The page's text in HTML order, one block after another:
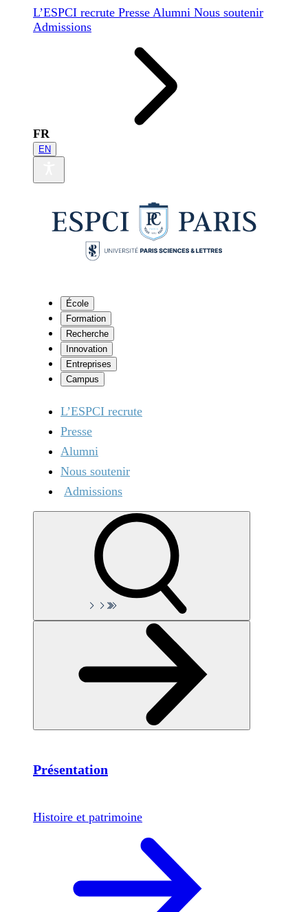
L’ESPCI recrute Presse Alumni Nous soutenir
Admissions
FR
EN
École
Formation
Recherche
Innovation
Entreprises
Campus
L’ESPCI recrute
Presse
Alumni
Nous soutenir
Admissions
Présentation
Histoire et patrimoine